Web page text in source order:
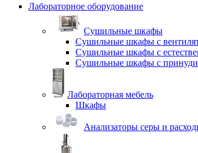
Лабораторное оборудование
Cушильные шкафы
Сушильные шкафы с
Сушильные шкафы с
Сушильные шкафы с
Лабораторная мебель
Шкафы
Анализаторы серы и